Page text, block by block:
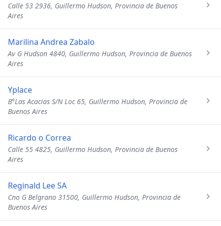
Calle 53 2936, Guillermo Hudson, Provincia de Buenos
Aires
Marilina Andrea Zabalo
Av G Hudson 4840, Guillermo Hudson, Provincia de Buenos
Aires
Yplace
B°Las Acacias S/N Loc 65, Guillermo Hudson, Provincia de
Buenos Aires
Ricardo o Correa
Calle 55 4825, Guillermo Hudson, Provincia de Buenos
Aires
Reginald Lee SA
Cno G Belgrano 31500, Guillermo Hudson, Provincia de
Buenos Aires